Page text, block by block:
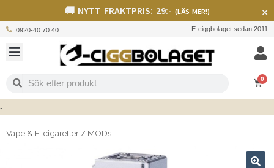
🚚 NYTT FRAKTPRIS: 29:- (LÄS MER!) ×
0920-40 70 40 E-ciggbolaget sedan 2011
0
Vape & E-cigaretter / MODs